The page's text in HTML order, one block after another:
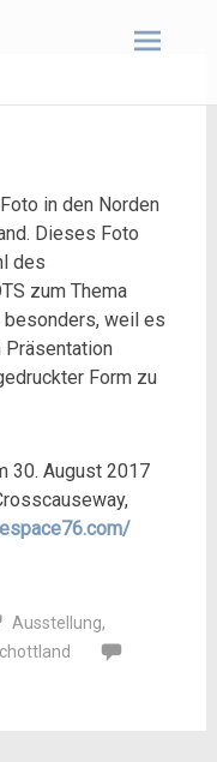
in den Norden
Dieses Foto
des
zum Thema
besonders, weil es
Präsentation
Form zu
30. August 2017
Ausstellung,